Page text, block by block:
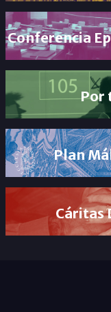
Conferencia
Por
Plan
Cáritas